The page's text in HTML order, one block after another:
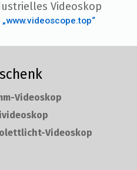
Videoskop
„www.videoscope.top“
Videoskop
Videoskop